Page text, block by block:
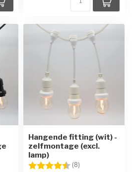
Hangende fitting (wit) -
zelfmontage (excl.
lamp)
Beoordeling: (8)